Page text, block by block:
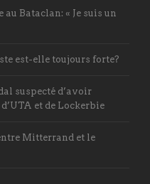
Bataclan: « Je suis un
est-elle toujours forte?
suspecté d’avoir
et de Lockerbie
Mitterrand et le